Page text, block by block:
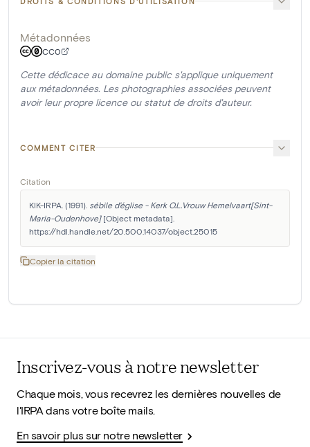
Métadonnées
CC0
Cette dédicace au domaine public s'applique uniquement
aux métadonnées. Les photographies associées peuvent
avoir leur propre licence ou statut de droits d'auteur.
COMMENT CITER
Citation
KIK-IRPA. (1991). sébile d'église - Kerk O.L.Vrouw Hemelvaart[Sint-
Maria-Oudenhove] [Object metadata].
https://hdl.handle.net/20.500.14037/object.25015
Copier la citation
Inscrivez-vous à notre newsletter
Chaque mois, vous recevrez les dernières nouvelles de
l'IRPA dans votre boîte mails.
En savoir plus sur notre newsletter